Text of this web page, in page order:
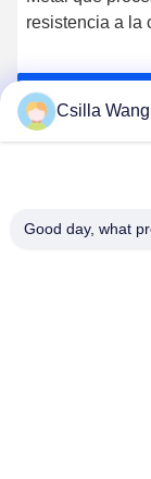
resistencia a la
Winding High
Consiga el
Csilla Wang
Good day, what